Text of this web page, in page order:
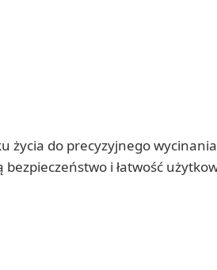
życia do precyzyjnego
i łatwość